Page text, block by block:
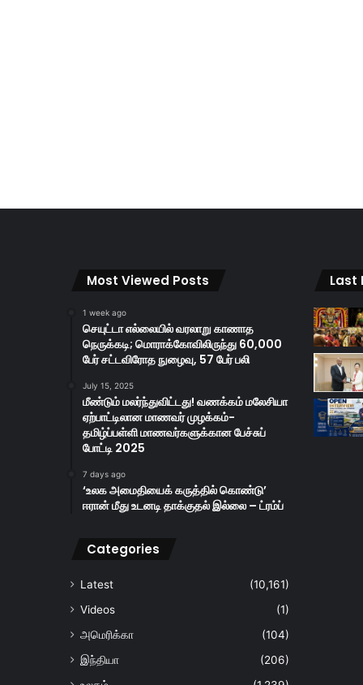
Most Viewed Posts
1 week ago
செயுட்டா எல்லையில் வரலாறு காணாத
நெருக்கடி; மொராக்கோவிலிருந்து 60,000
பேர் சட்டவிரோத நுழைவு, 57 பேர் பலி
July 15, 2025
மீண்டும் மலர்ந்துவிட்டது! வணக்கம் மலேசியா
ஏற்பாட்டிலான மாணவர் முழக்கம்-
தமிழ்ப்பள்ளி மாணவர்களுக்கான பேச்சுப்
போட்டி 2025
7 days ago
‘உலக அமைதியைக் கருத்தில் கொண்டு’
ஈரான் மீது உடனடி தாக்குதல் இல்லை – ட்ரம்ப்
Categories
Latest
(10,161)
Videos
(1)
அமெரிக்கா
(104)
இந்தியா
(206)
Last